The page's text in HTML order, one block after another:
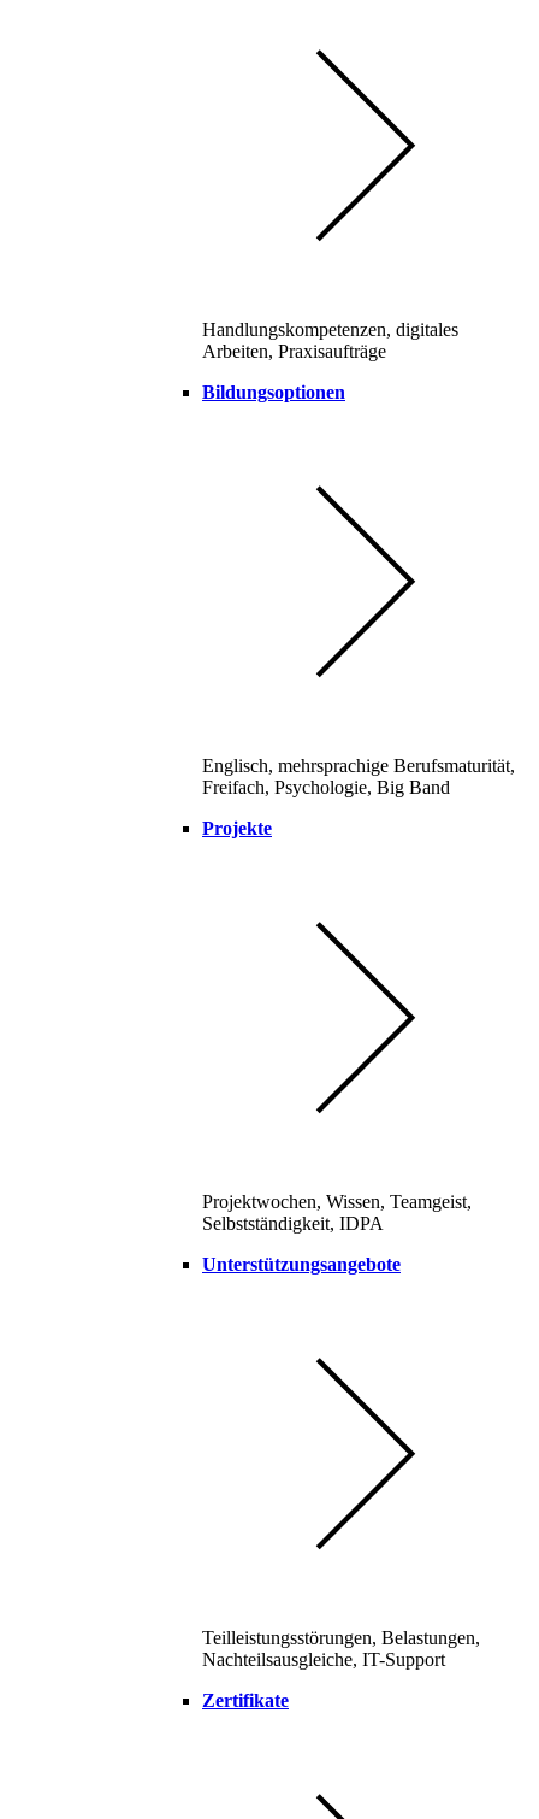
Handlungskompetenzen, digitales
Arbeiten, Praxisaufträge
Bildungsoptionen
Englisch, mehrsprachige Berufsmaturität,
Freifach, Psychologie, Big Band
Projekte
Projektwochen, Wissen, Teamgeist,
Selbstständigkeit, IDPA
Unterstützungsangebote
Teilleistungsstörungen, Belastungen,
Nachteilsausgleiche, IT-Support
Zertifikate